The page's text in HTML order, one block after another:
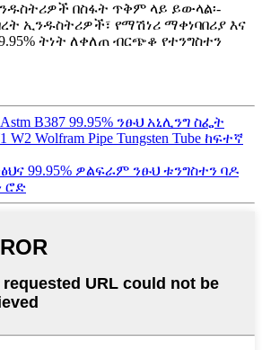
በስፋት ጥቅም ላይ ይውላል፡-
ኢንዱስትሪዎች፣ የማሽነሪ ማቀነባበሪያ እና
ትነት ለቀለጠ ብርጭቆ የተንግስተን
B387 99.95% ንፁህ አኒሊንግ ስፌት
Wolfram Pipe Tungsten Tube ከፍተኛ
99.95% ዎልፍራም ንፁህ ቱንግስተን ባዶ
ሮድ